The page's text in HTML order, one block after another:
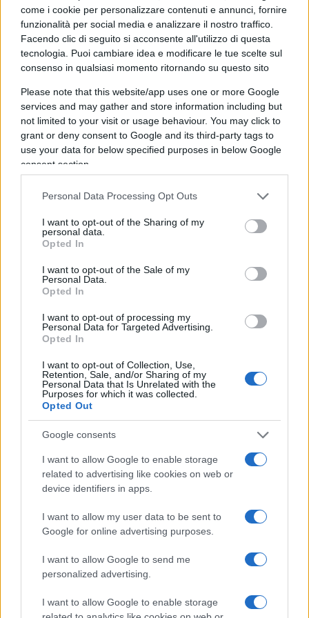
come i cookie per personalizzare contenuti e annunci, fornire
funzionalità per social media e analizzare il nostro traffico.
Facendo clic di seguito si acconsente all'utilizzo di questa
tecnologia. Puoi cambiare idea e modificare le tue scelte sul
consenso in qualsiasi momento ritornando su questo sito
Please note that this website/app uses one or more Google
services and may gather and store information including but
not limited to your visit or usage behaviour. You may click to
grant or deny consent to Google and its third-party tags to
use your data for below specified purposes in below Google
consent section.
Personal Data Processing Opt Outs
I want to opt-out of the Sharing of my
personal data.
Opted In
I want to opt-out of the Sale of my
Personal Data.
Opted In
I want to opt-out of processing my
Personal Data for Targeted Advertising.
Opted In
I want to opt-out of Collection, Use,
Retention, Sale, and/or Sharing of my
Personal Data that Is Unrelated with the
Purposes for which it was collected.
Opted Out
Google consents
I want to allow Google to enable storage
related to advertising like cookies on web or
device identifiers in apps.
I want to allow my user data to be sent to
Google for online advertising purposes.
I want to allow Google to send me
personalized advertising.
I want to allow Google to enable storage
Chiedo al Governo, da me orgogliosamente votato
il 25 settembre 2022, se sia interessato a dar inizio
una nuova era per tutta la disabilità. La
nuova era, da me auspicata, potrebbe iniziare con
l’introduzione obbligatoria della figura
professionale dell’assistente sociale disabile nei
principali Comuni per occuparsi, in modo
approccio più adeguato e rispettoso. E affidare la
presidenza delle molteplici associazioni di
categoria a coloro che la disabilità la vivono
normodotateerigersi a oracoli sulla disabilità.
Condividendo tout court il “Vannacci pensiero”
sui disabili, sulla famiglia e sul valore della
interessato, un confronto con il sottoscritto e
coloro che pontificano sulla disabilità non
avendola mia vissuta sulla propria pelle, intendo
in prima persona. Gli proporrei di farsi portavoce
volontario per disabili privi di patologie
psichiche. Questo mio desiderio é già realtà in
Al ministro Nordio propongo, rispettosamente,
due emendamenti alla sua riforma della Giustizia.
Riformare l’istituto giuridico dell’amministrazione